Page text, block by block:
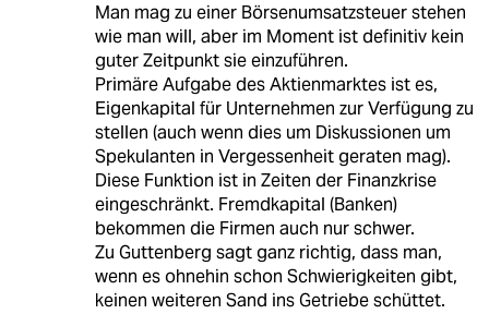
Man mag zu einer Börsenumsatzsteuer stehen
wie man will, aber im Moment ist definitiv kein
guter Zeitpunkt sie einzuführen.
Primäre Aufgabe des Aktienmarktes ist es,
Eigenkapital für Unternehmen zur Verfügung zu
stellen (auch wenn dies um Diskussionen um
Spekulanten in Vergessenheit geraten mag).
Diese Funktion ist in Zeiten der Finanzkrise
eingeschränkt. Fremdkapital (Banken)
bekommen die Firmen auch nur schwer.
Zu Guttenberg sagt ganz richtig, dass man,
wenn es ohnehin schon Schwierigkeiten gibt,
keinen weiteren Sand ins Getriebe schüttet.